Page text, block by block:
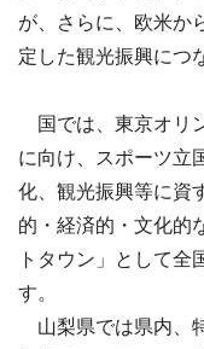
が、さらに、欧米か
定した観光振興につ
国では、東京オリ
に向け、スポーツ立
化、観光振興等に資
的・経済的・文化的
トタウン」として全
す。
山梨県では県内、